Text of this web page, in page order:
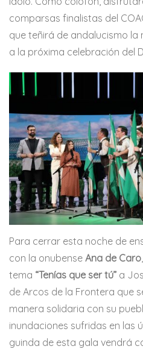
comparsas finalistas del
que teñirá de andalucismo
a la próxima celebración del
Para cerrar esta noche de
con la onubense Ana de Caro
tema “Tenías que ser tú” a
de Arcos de la Frontera que
manera solidaria con su
inundaciones sufridas en las
guinda de esta gala vendrá